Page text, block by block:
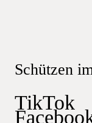
Schützen
TikTok